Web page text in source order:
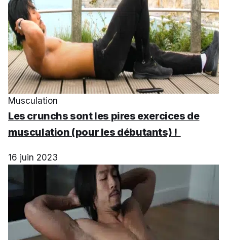
Musculation
Les crunchs sont les pires exercices de
musculation (pour les débutants) !
16 juin 2023